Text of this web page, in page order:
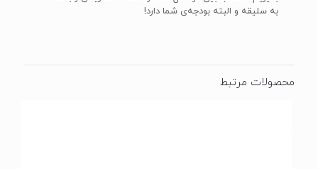
به سلیقه و البته بودجه‌ی شما دارد!
محصولات مرتبط